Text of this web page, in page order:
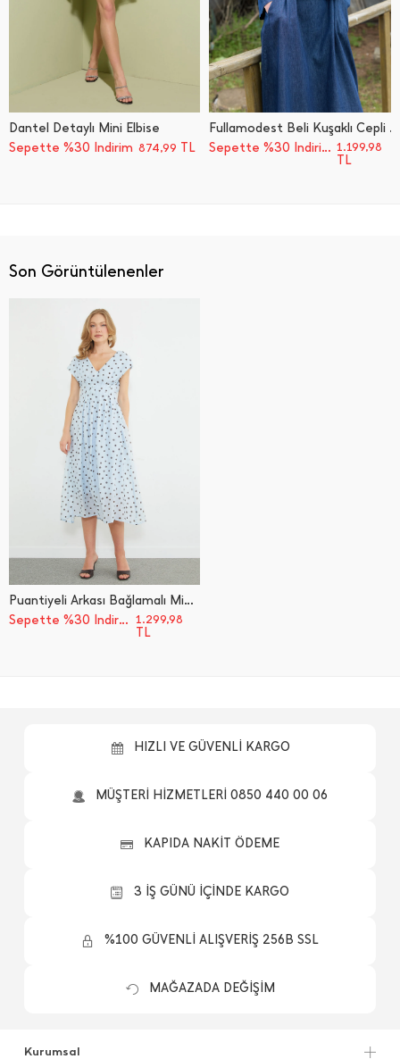
Dantel Detaylı Mini Elbise
Sepette %30 İndirim 874,99 TL
Fullamodest Beli Kuşaklı Cepli Jean 2 Li Takım
Sepette %30 İndirim 1.199,98
TL
Son Görüntülenenler
Puantiyeli Arkası Bağlamalı Midi Boy Elbise
Sepette %30 İndirim 1.299,98
TL
HIZLI VE GÜVENLİ KARGO
MÜŞTERİ HİZMETLERİ 0850 440 00 06
KAPIDA NAKİT ÖDEME
3 İŞ GÜNÜ İÇİNDE KARGO
%100 GÜVENLİ ALIŞVERİŞ 256B SSL
MAĞAZADA DEĞİŞİM
Kurumsal